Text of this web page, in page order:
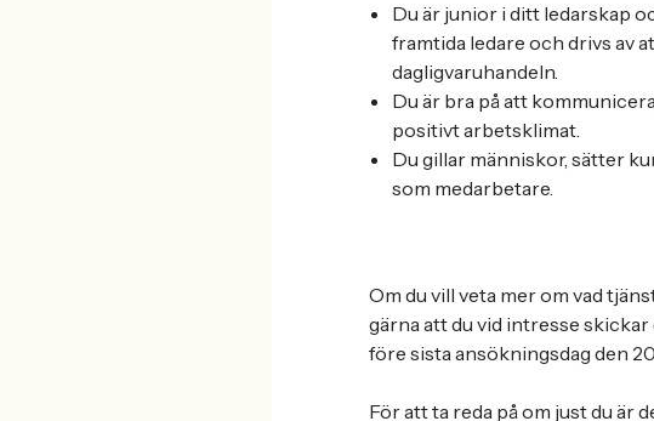
Du är junior i ditt ledarskap
framtida ledare och drivs av
dagligvaruhandeln.
Du är bra på att
positivt arbetsklimat.
Du gillar människor, sätter
som medarbetare.
Om du vill veta mer om vad
gärna att du vid intresse
före sista ansökningsdag den
För att ta reda på om just du är